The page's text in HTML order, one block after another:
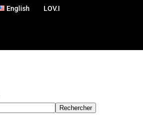
English LOV.I
Rechercher